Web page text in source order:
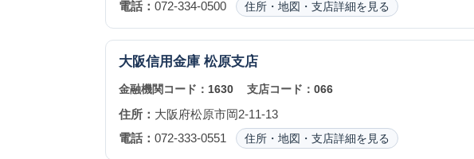
電話： 072-334-0500 住所・地図・支店詳細を見る
大阪信用金庫 松原支店
金融機関コード： 1630 支店コード： 066
住所： 大阪府松原市岡2-11-13
電話： 072-333-0551 住所・地図・支店詳細を見る